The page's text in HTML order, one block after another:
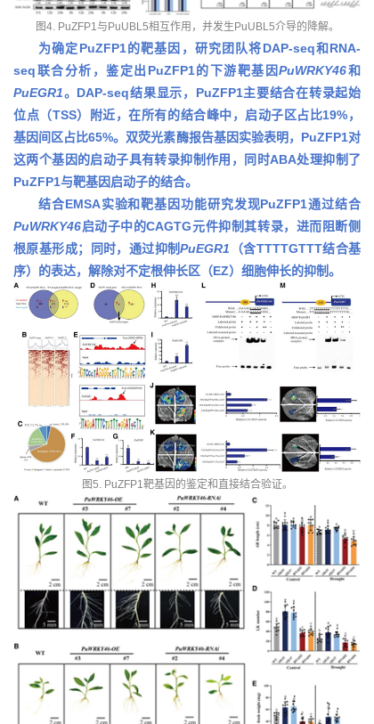
图4. PuZFP1与PuUBL5相互作用，并发生PuUBL5介导的降解。
为确定PuZFP1的靶基因，研究团队将DAP-seq和RNA-
seq联合分析，鉴定出PuZFP1的下游靶基因PuWRKY46和
PuEGR1。DAP-seq结果显示，PuZFP1主要结合在转录起始
位点（TSS）附近，在所有的结合峰中，启动子区占比19%，
基因间区占比65%。双荧光素酶报告基因实验表明，PuZFP1对
这两个基因的启动子具有转录抑制作用，同时ABA处理抑制了
PuZFP1与靶基因启动子的结合。
结合EMSA实验和靶基因功能研究发现PuZFP1通过结合
PuWRKY46启动子中的CAGTG元件抑制其转录，进而阻断侧
根原基形成；同时，通过抑制PuEGR1 （含TTTTGTTT结合基
序）的表达，解除对不定根伸长区（EZ）细胞伸长的抑制。
图5. PuZFP1靶基因的鉴定和直接结合验证。